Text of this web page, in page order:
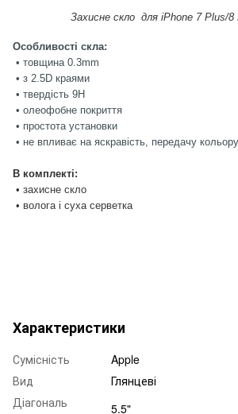
Захисне скло для iPhone 7 Plus/8
Особливості скла:
• товщина 0.3mm
• з 2.5D краями
• твердість 9H
• олеофобне покриття
• простота установки
• не впливає на яскравість, передачу
В комплекті:
• захисне скло
• волога і суха серветка
Характеристики
Сумісність
Apple
Вид
Глянцеві
Діагональ
5.5"